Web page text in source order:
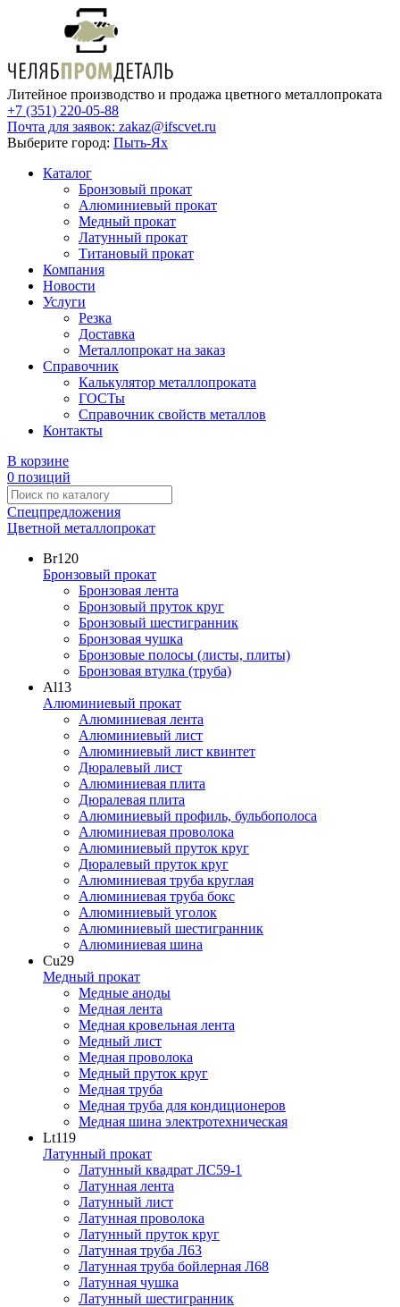
Литейное производство и продажа цветного металлопроката
+7 (351) 220-05-88
Почта для заявок: zakaz@ifscvet.ru
Выберите город: Пыть-Ях
Каталог
Бронзовый прокат
Алюминиевый прокат
Медный прокат
Латунный прокат
Титановый прокат
Компания
Новости
Услуги
Резка
Доставка
Металлопрокат на заказ
Справочник
Калькулятор металлопроката
ГОСТы
Справочник свойств металлов
Контакты
В корзине
0 позиций
Спецпредложения
Цветной металлопрокат
Br120
Бронзовый прокат
Бронзовая лента
Бронзовый пруток круг
Бронзовый шестигранник
Бронзовая чушка
Бронзовые полосы (листы, плиты)
Бронзовая втулка (труба)
Al13
Алюминиевый прокат
Алюминиевая лента
Алюминиевый лист
Алюминиевый лист квинтет
Дюралевый лист
Алюминиевая плита
Дюралевая плита
Алюминиевый профиль, бульбополоса
Алюминиевая проволока
Алюминиевый пруток круг
Дюралевый пруток круг
Алюминиевая труба круглая
Алюминиевая труба бокс
Алюминиевый уголок
Алюминиевый шестигранник
Алюминиевая шина
Cu29
Медный прокат
Медные аноды
Медная лента
Медная кровельная лента
Медный лист
Медная проволока
Медный пруток круг
Медная труба
Медная труба для кондиционеров
Медная шина электротехническая
Lt119
Латунный прокат
Латунный квадрат ЛС59-1
Латунная лента
Латунный лист
Латунная проволока
Латунный пруток круг
Латунная труба Л63
Латунная труба бойлерная Л68
Латунная чушка
Латунный шестигранник